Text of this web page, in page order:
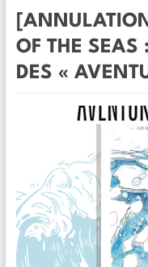
OF THE SEAS
DES «